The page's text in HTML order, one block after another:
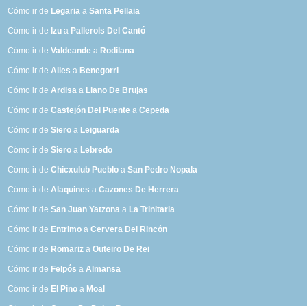
Cómo ir de Legaria aSanta Pellaia
Cómo ir de Izu a Pallerols Del Cantó
Cómo ir deValdeande a Rodilana
Cómo ir deAlles a Benegorri
Cómo ir deArdisa a Llano De Brujas
Cómo ir deCastejón Del Puente aCepeda
Cómo ir deSiero a Leiguarda
Cómo ir deSiero a Lebredo
Cómo ir deChicxulub Pueblo aSan Pedro Nopala
Cómo ir deAlaquines aCazones De Herrera
Cómo ir deSan Juan Yatzona a La Trinitaria
Cómo ir de Entrimo aCervera Del Rincón
Cómo ir de Romariz aOuteiro De Rei
Cómo ir de Felpós aAlmansa
Cómo ir de El Pino a Moal